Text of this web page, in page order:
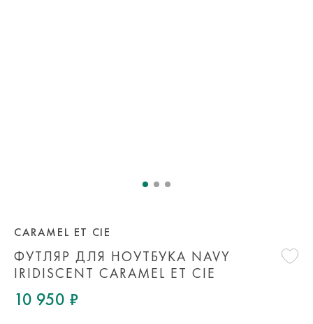
ФУТЛЯР ДЛЯ НОУТБУКА NAVY
IRIDISCENT CARAMEL ET CIE
CARAMEL ET CIE
10 950 ₽